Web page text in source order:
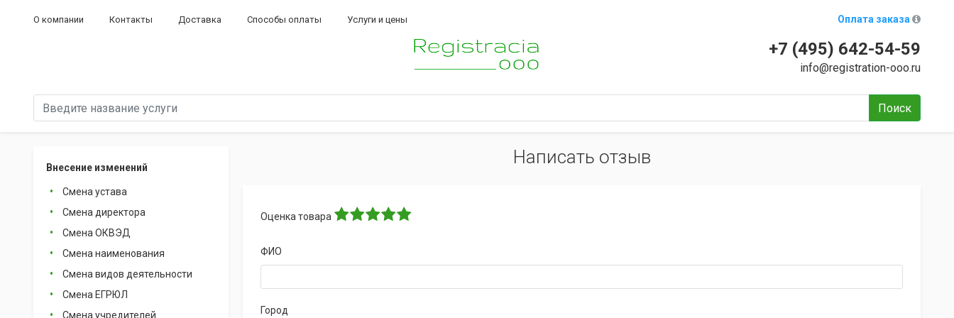
О компании Контакты Доставка Способы оплаты Услуги и цены Оплата заказа
+7 (495) 642-54-59
info@registration-ooo.ru
Поиск
Внесение изменений
Смена устава
Смена директора
Смена ОКВЭД
Смена наименования
Смена видов деятельности
Смена ЕГРЮЛ
Смена учредителей
Написать отзыв
Оценка товара
ФИО
Город